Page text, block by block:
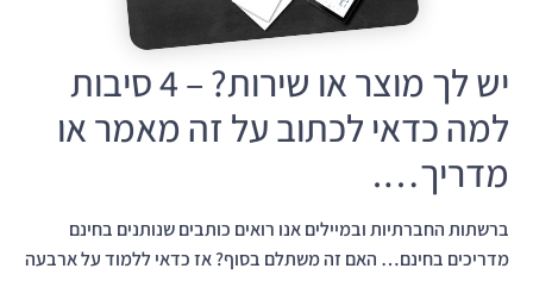
​יש לך מוצר או שירות? – 4 סיבות
למה כדאי לכתוב על זה מאמר או
מדריך….
ברשתות החברתיות ובמיילים אנו רואים כותבים שנותנים בחינם
מדריכים בחינם… האם זה משתלם בסוף? אז כדאי ללמוד על ארבעה